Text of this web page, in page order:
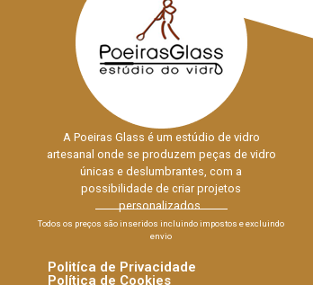
A Poeiras Glass é um estúdio de vidro
artesanal onde se produzem peças de vidro
únicas e deslumbrantes, com a
possibilidade de criar projetos
personalizados.
Todos os preços são inseridos incluindo impostos e excluindo
envio
Politíca de Privacidade
Política de Cookies